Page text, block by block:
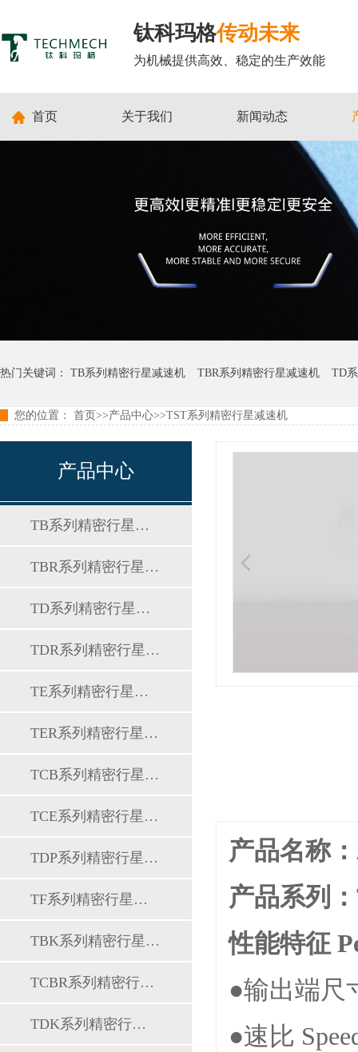
钛科玛格传动未来
为机械提供高效、稳定的生产效能
首页 关于我们 新闻动态
热门关键词： TB系列精密行星减速机 TBR系列精密行星减速机 TD
TER系列精密行星减速机 TCB系列精密行星减速机
您的位置： 首页 >>产品中心>>TST系列精密行星减速机
产品中心
TB系列精密行星减速机
TBR系列精密行星减速机
TD系列精密行星减速机
TDR系列精密行星减速机
TE系列精密行星减速机
TER系列精密行星减速机
TCB系列精密行星减速机
TCE系列精密行星减速机
TDP系列精密行星减速机
TF系列精密行星减速机
TBK系列精密行星减速机
TCBR系列精密行星减速机
TDK系列精密行星减速机
产品名称：
产品系列：
性能特征
●输出端尺
●速比